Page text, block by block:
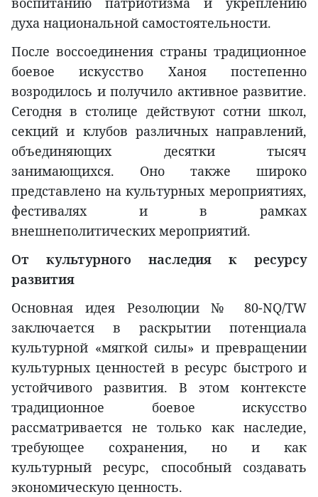
духа национальной самостоятельности.
После воссоединения страны традиционное
боевое искусство Ханоя постепенно
возродилось и получило активное развитие.
Сегодня в столице действуют сотни школ,
секций и клубов различных направлений,
объединяющих десятки тысяч
занимающихся. Оно также широко
представлено на культурных мероприятиях,
фестивалях и в рамках
внешнеполитических мероприятий.
От культурного наследия к ресурсу
развития
Основная идея Резолюции № 80-NQ/TW
заключается в раскрытии потенциала
культурной «мягкой силы» и превращении
культурных ценностей в ресурс быстрого и
устойчивого развития. В этом контексте
традиционное боевое искусство
рассматривается не только как наследие,
требующее сохранения, но и как
культурный ресурс, способный создавать
экономическую ценность.